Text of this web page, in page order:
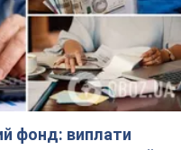
фонд: виплати